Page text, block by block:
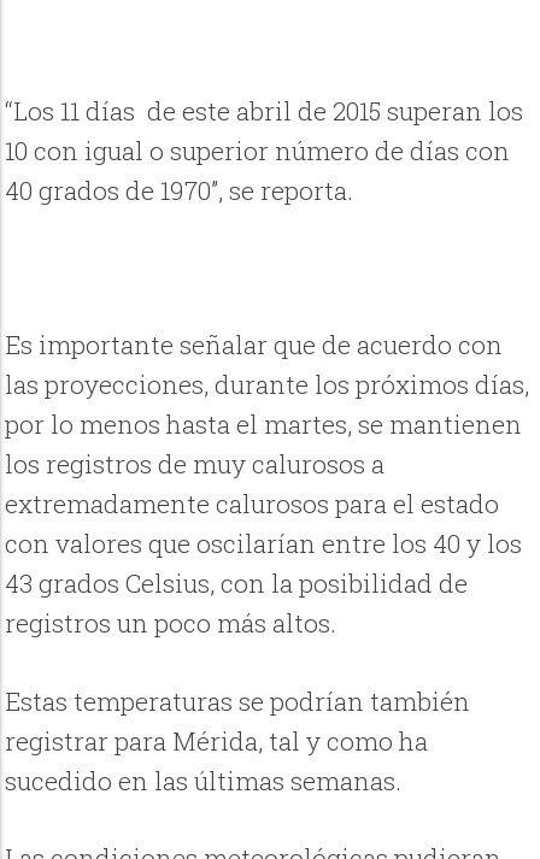
“Los 11 días de este abril de 2015 superan los
10 con igual o superior número de días con
40 grados de 1970”, se reporta.
Es importante señalar que de acuerdo con
las proyecciones, durante los próximos días,
por lo menos hasta el martes, se mantienen
los registros de muy calurosos a
extremadamente calurosos para el estado
con valores que oscilarían entre los 40 y los
43 grados Celsius, con la posibilidad de
registros un poco más altos.
Estas temperaturas se podrían también
registrar para Mérida, tal y como ha
sucedido en las últimas semanas.